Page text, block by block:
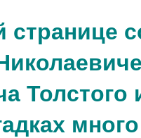
странице